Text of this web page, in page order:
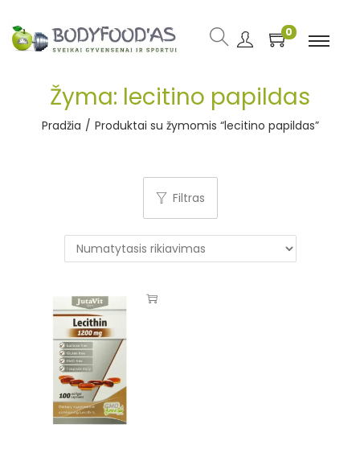
0
Žyma: lecitino papildas
Pradžia / Produktai su žymomis “lecitino papildas”
Filtras